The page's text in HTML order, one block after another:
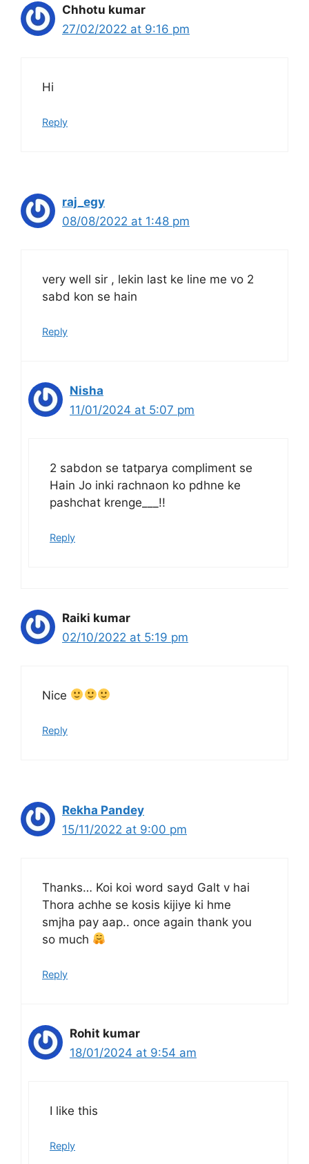
Chhotu kumar
27/02/2022 at 9:16 pm
Hi
Reply
raj_egy
08/08/2022 at 1:48 pm
very well sir , lekin last ke line me vo 2
sabd kon se hain
Reply
Nisha
11/01/2024 at 5:07 pm
2 sabdon se tatparya compliment se
Hain Jo inki rachnaon ko pdhne ke
pashchat krenge___!!
Reply
Raiki kumar
02/10/2022 at 5:19 pm
Nice
Reply
Rekha Pandey
15/11/2022 at 9:00 pm
Thanks… Koi koi word sayd Galt v hai
Thora achhe se kosis kijiye ki hme
smjha pay aap.. once again thank you
so much
Reply
Rohit kumar
18/01/2024 at 9:54 am
I like this
Reply